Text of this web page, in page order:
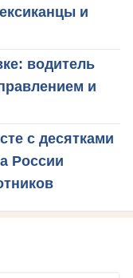
и
водитель
и
с десятками
России